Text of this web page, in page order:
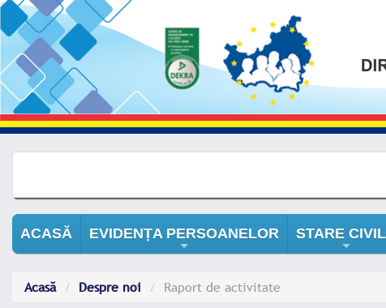
ACASĂ EVIDENȚA PERSOANELOR STARE
Acasă Despre noi Raport de activitate